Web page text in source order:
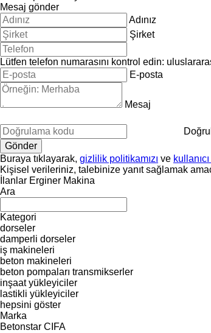
Mesaj gönder
Adınız
Şirket
Lütfen telefon numarasını kontrol edin:
E-posta
Mesaj
Buraya tıklayarak, gizlilik politikamızı ve
Kişisel verileriniz, talebinize yanıt sağlamak
İlanlar Erginer Makina
Ara
Kategori
dorseler
damperli dorseler
iş makineleri
beton makineleri
beton pompaları transmikserler
inşaat yükleyiciler
lastikli yükleyiciler
hepsini göster
Marka
Betonstar CIFA